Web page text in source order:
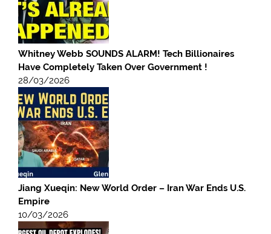
Whitney Webb SOUNDS ALARM! Tech Billionaires
Have Completely Taken Over Government !
28/03/2026
Jiang Xueqin: New World Order – Iran War Ends U.S.
Empire
10/03/2026